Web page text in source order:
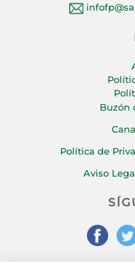
Buzón
Política de
Aviso